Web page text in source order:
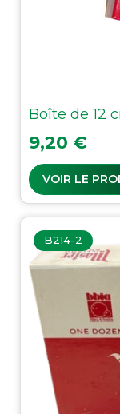
Boîte de 12
Prix
9,20 €
VOIR LE
B214-2